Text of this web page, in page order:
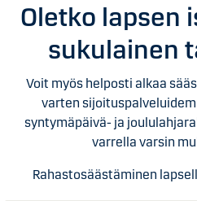
Oletko lapsen
sukulainen
Voit myös helposti alkaa
varten
syntymäpäivä- ja
varrella varsin
Rahastosäästäminen